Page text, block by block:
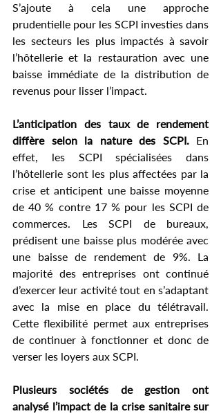
S’ajoute à cela une approche
prudentielle pour les SCPI investies dans
les secteurs les plus impactés à savoir
l’hôtellerie et la restauration avec une
baisse immédiate de la distribution de
revenus pour lisser l’impact.
L’anticipation des taux de rendement
diffère selon la nature des SCPI. En
effet, les SCPI spécialisées dans
l’hôtellerie sont les plus affectées par la
crise et anticipent une baisse moyenne
de 40 % contre 17 % pour les SCPI de
commerces. Les SCPI de bureaux,
prédisent une baisse plus modérée avec
une baisse de rendement de 9%. La
majorité des entreprises ont continué
d’exercer leur activité tout en s’adaptant
avec la mise en place du télétravail.
Cette flexibilité permet aux entreprises
de continuer à fonctionner et donc de
verser les loyers aux SCPI.
Plusieurs sociétés de gestion ont
analysé l’impact de la crise sanitaire sur